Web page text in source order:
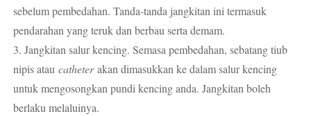
sebelum pembedahan. Tanda-tanda jangkitan ini termasuk
pendarahan yang teruk dan berbau serta demam.
3. Jangkitan salur kencing. Semasa pembedahan, sebatang tiub
nipis ataucatheterakan dimasukkan ke dalam salur kencing
untuk mengosongkan pundi kencing anda. Jangkitan boleh
berlaku melaluinya.